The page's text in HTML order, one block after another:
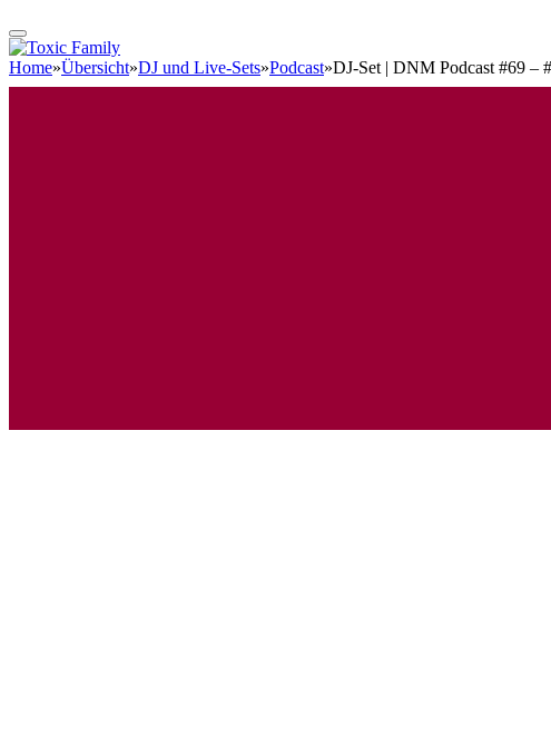
Home»Übersicht»DJ und Live-Sets»Podcast»DJ-Set | DNM Podcast #69